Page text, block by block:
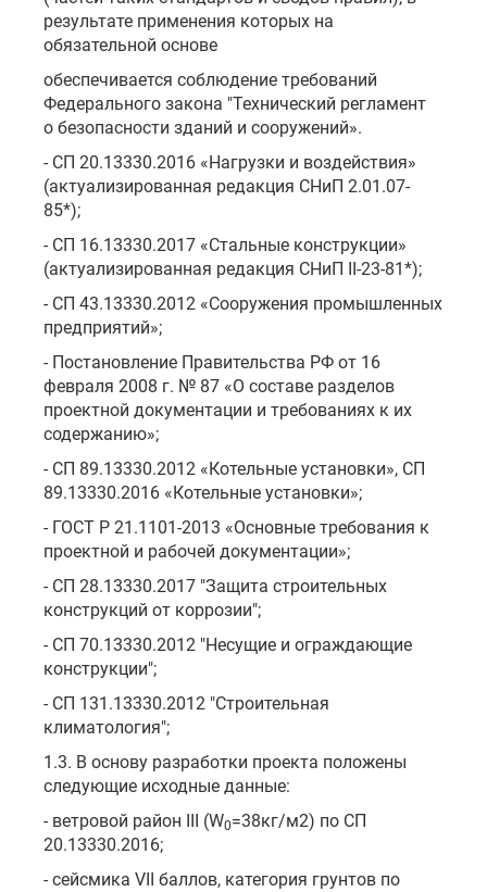
результате применения которых на
обязательной основе
обеспечивается соблюдение требований
Федерального закона "Технический регламент
о безопасности зданий и сооружений».
- СП 20.13330.2016 «Нагрузки и воздействия»
(актуализированная редакция СНиП 2.01.07-
85*);
- СП 16.13330.2017 «Стальные конструкции»
(актуализированная редакция СНиП II-23-81*);
- СП 43.13330.2012 «Сооружения промышленных
предприятий»;
- Постановление Правительства РФ от 16
февраля 2008 г. № 87 «О составе разделов
проектной документации и требованиях к их
содержанию»;
- СП 89.13330.2012 «Котельные установки», СП
89.13330.2016 «Котельные установки»;
- ГОСТ Р 21.1101-2013 «Основные требования к
проектной и рабочей документации»;
- СП 28.13330.2017 "Защита строительных
конструкций от коррозии";
- СП 70.13330.2012 "Несущие и ограждающие
конструкции";
- СП 131.13330.2012 "Строительная
климатология";
1.3. В основу разработки проекта положены
следующие исходные данные:
- ветровой район III (W0=38кг/м2) по СП
20.13330.2016;
- сейсмика VII баллов, категория грунтов по